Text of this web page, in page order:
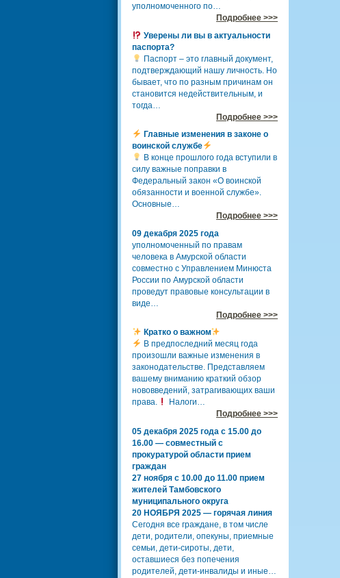
уполномоченного по…
Подробнее >>>
Уверены ли вы в актуальности
паспорта?
Паспорт – это главный документ,
подтверждающий нашу личность. Но
бывает, что по разным причинам он
становится недействительным, и
тогда…
Подробнее >>>
Главные изменения в законе о
воинской службе
В конце прошлого года вступили в
силу важные поправки в
Федеральный закон «О воинской
обязанности и военной службе».
Основные…
Подробнее >>>
09 декабря 2025 года
уполномоченный по правам
человека в Амурской области
совместно с Управлением Минюста
России по Амурской области
проведут правовые консультации в
виде…
Подробнее >>>
Кратко о важном
В предпоследний месяц года
произошли важные изменения в
законодательстве. Представляем
вашему вниманию краткий обзор
нововведений, затрагивающих ваши
права.
Налоги…
Подробнее >>>
05 декабря 2025 года с 15.00 до
16.00 — совместный с
прокуратурой области прием
граждан
27 ноября с 10.00 до 11.00 прием
жителей Тамбовского
муниципального округа
20 НОЯБРЯ 2025 — горячая линия
Сегодня все граждане, в том числе
дети, родители, опекуны, приемные
семьи, дети-сироты, дети,
оставшиеся без попечения
родителей, дети-инвалиды и иные…